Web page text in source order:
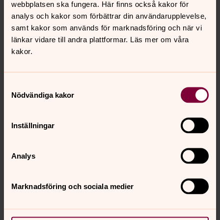
webbplatsen ska fungera. Här finns också kakor för
analys och kakor som förbättrar din användarupplevelse,
samt kakor som används för marknadsföring och när vi
länkar vidare till andra plattformar. Läs mer om våra
kakor.
Nödvändiga kakor
Inställningar
Analys
Marknadsföring och sociala medier
ÖBÖ 124 Bladh
Kontaktinformation
Välkommen vardagar kl. 09.30-13.00 och efter
E-post:mariestads.kgf@svenskakyrkan.se
Mariestad